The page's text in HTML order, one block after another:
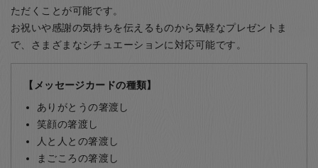
ただくことが可能です。
お祝いや感謝の気持ちを伝えるものから気軽なプレゼントま
で、さまざまなシチュエーションに対応可能です。
【メッセージカードの種類】
ありがとうの箸渡し
笑顔の箸渡し
人と人との箸渡し
まごころの箸渡し